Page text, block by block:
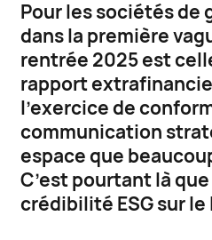
Pour les sociétés de
dans la première
rentrée 2025 est
rapport
l’exercice de
communication
espace que
C’est pourtant là
crédibilité ESG sur